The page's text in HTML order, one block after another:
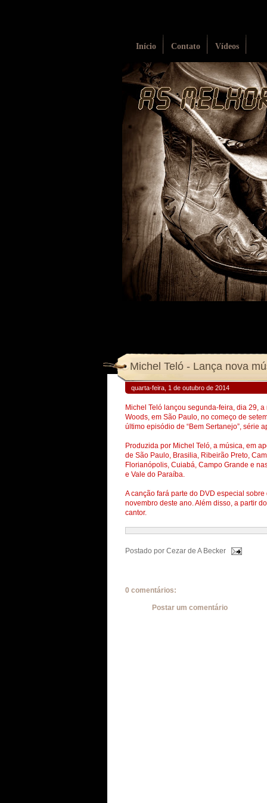
Início Contato Vídeos
quarta-feira, 1 de outubro de 2014
Michel Teló lançou segunda-feira, dia 29,
Woods, em São Paulo, no começo de
último episódio de “Bem Sertanejo”, série
Produzida por Michel Teló, a música, em
de São Paulo, Brasilia, Ribeirão Preto,
Florianópolis, Cuiabá, Campo Grande e
e Vale do Paraíba.
A canção fará parte do DVD especial
novembro deste ano. Além disso, a partir
cantor.
Postado por Cezar de A Becker
0 comentários:
Postar um comentário